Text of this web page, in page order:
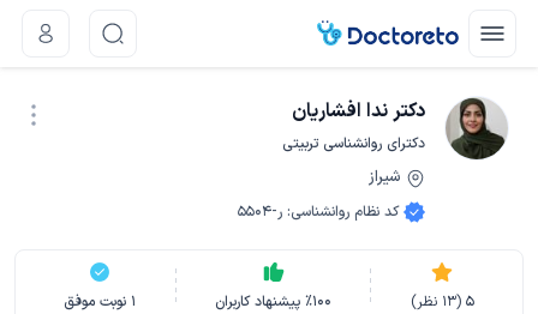
دکتر ندا افشاریان
دکترای روانشناسی تربیتی
شیراز
کد نظام روانشناسی: ر-5504
5
(
13 نظر) ٪100 پیشنهاد کاربران 1 نوبت موفق